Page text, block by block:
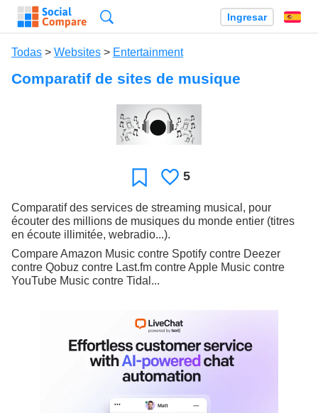
Ingresar
Todas > Websites > Entertainment
Comparatif de sites de musique
Favoritos
Le
5
Comparatif des services de streaming musical, pour
écouter des millions de musiques du monde entier (titres
en écoute illimitée, webradio...).
Compare Amazon Music contre Spotify contre Deezer
contre Qobuz contre Last.fm contre Apple Music contre
YouTube Music contre Tidal...